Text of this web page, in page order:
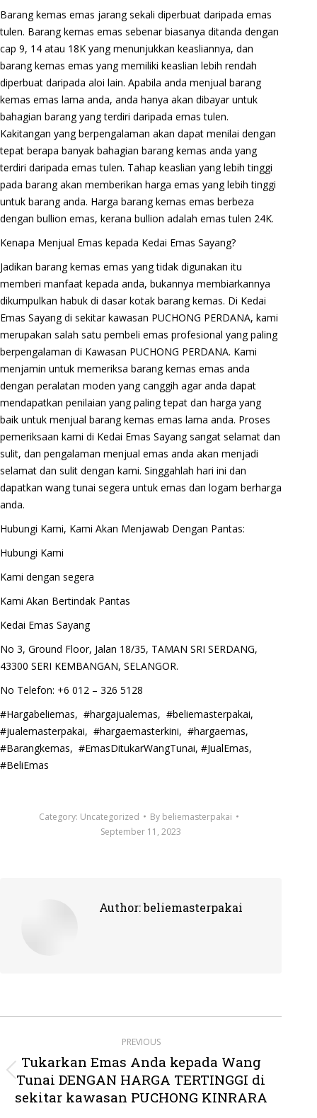
Barang kemas emas jarang sekali diperbuat daripada emas
tulen. Barang kemas emas sebenar biasanya ditanda dengan
cap 9, 14 atau 18K yang menunjukkan keasliannya, dan
barang kemas emas yang memiliki keaslian lebih rendah
diperbuat daripada aloi lain. Apabila anda menjual barang
kemas emas lama anda, anda hanya akan dibayar untuk
bahagian barang yang terdiri daripada emas tulen.
Kakitangan yang berpengalaman akan dapat menilai dengan
tepat berapa banyak bahagian barang kemas anda yang
terdiri daripada emas tulen. Tahap keaslian yang lebih tinggi
pada barang akan memberikan harga emas yang lebih tinggi
untuk barang anda. Harga barang kemas emas berbeza
dengan bullion emas, kerana bullion adalah emas tulen 24K.
Kenapa Menjual Emas kepada Kedai Emas Sayang?
Jadikan barang kemas emas yang tidak digunakan itu
memberi manfaat kepada anda, bukannya membiarkannya
dikumpulkan habuk di dasar kotak barang kemas. Di Kedai
Emas Sayang di sekitar kawasan PUCHONG PERDANA, kami
merupakan salah satu pembeli emas profesional yang paling
berpengalaman di Kawasan PUCHONG PERDANA. Kami
menjamin untuk memeriksa barang kemas emas anda
dengan peralatan moden yang canggih agar anda dapat
mendapatkan penilaian yang paling tepat dan harga yang
baik untuk menjual barang kemas emas lama anda. Proses
pemeriksaan kami di Kedai Emas Sayang sangat selamat dan
sulit, dan pengalaman menjual emas anda akan menjadi
selamat dan sulit dengan kami. Singgahlah hari ini dan
dapatkan wang tunai segera untuk emas dan logam berharga
anda.
Hubungi Kami, Kami Akan Menjawab Dengan Pantas:
Hubungi Kami
Kami dengan segera
Kami Akan Bertindak Pantas
Kedai Emas Sayang
No 3, Ground Floor, Jalan 18/35, TAMAN SRI SERDANG,
43300 SERI KEMBANGAN, SELANGOR.
No Telefon: +6 012 – 326 5128
#Hargabeliemas, #hargajualemas, #beliemasterpakai,
#jualemasterpakai, #hargaemasterkini, #hargaemas,
#Barangkemas, #EmasDitukarWangTunai, #JualEmas,
#BeliEmas
Category: Uncategorized By beliemasterpakai
September 11, 2023
Author:beliemasterpakai
navigation
PREVIOUS
Previous
post:
Tukarkan Emas Anda kepada Wang
Tunai DENGAN HARGA TERTINGGI di
sekitar kawasan PUCHONG KINRARA